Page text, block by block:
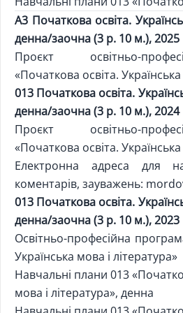
А3 Початкова освіта.
денна/заочна (3 р. 10 м.), 2025
Проєкт освітньо-
«Початкова освіта.
013 Початкова освіта.
денна/заочна (3 р. 10 м.), 2024
Проєкт освітньо-
«Початкова освіта.
Електронна адреса для
коментарів, зауважень:
013 Початкова освіта.
денна/заочна (3 р. 10 м.), 2023
Освітньо-професійна
Українська мова і література»
Навчальні плани 013
мова і література», денна